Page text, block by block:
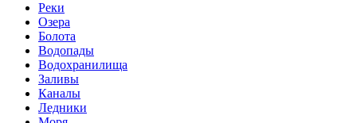
Реки
Озера
Болота
Водопады
Водохранилища
Заливы
Каналы
Ледники